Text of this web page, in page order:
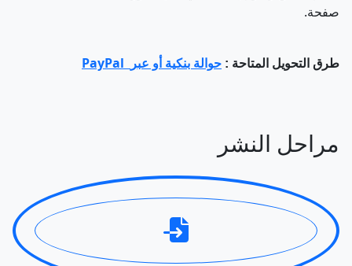
صفحة.
طرق التحويل المتاحة : حوالة بنكية أو عبر PayPal
مراحل النشر